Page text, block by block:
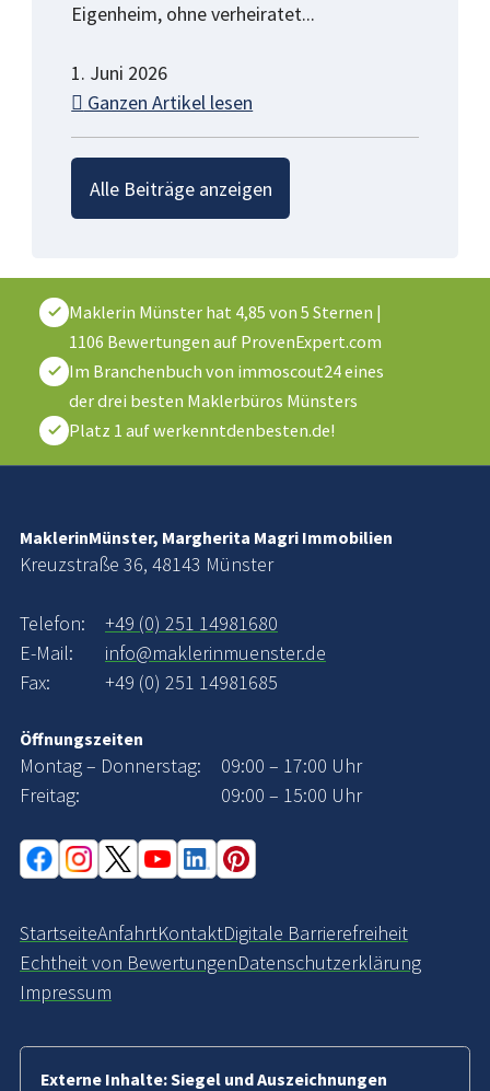
Eigenheim, ohne verheiratet...
1. Juni 2026
Ganzen Artikel lesen
Alle Beiträge anzeigen
Maklerin Münster hat 4,85 von 5 Sternen |
1106 Bewertungen auf ProvenExpert.com
Im Branchenbuch von immoscout24 eines
der drei besten Maklerbüros Münsters
Platz 1 auf werkenntdenbesten.de!
MaklerinMünster, Margherita Magri Immobilien
Kreuzstraße 36, 48143 Münster
Telefon:
+49 (0) 251 14981680
E-Mail:
info@maklerinmuenster.de
Fax:
+49 (0) 251 14981685
Öffnungszeiten
Montag – Donnerstag:
09:00 – 17:00 Uhr
Freitag:
09:00 – 15:00 Uhr
StartseiteAnfahrtKontaktDigitale Barrierefreiheit
Echtheit von BewertungenDatenschutzerklärung
Impressum
Externe Inhalte: Siegel und Auszeichnungen